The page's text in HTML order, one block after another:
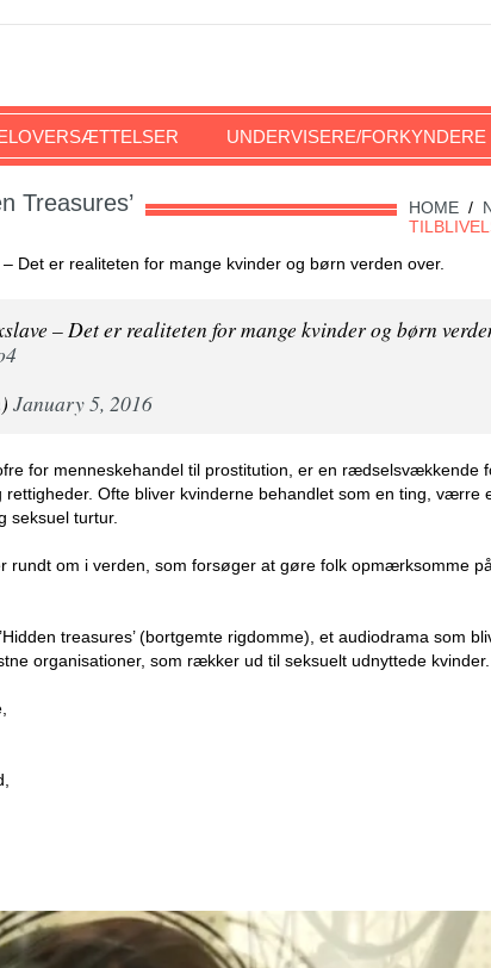
UNDERVISERE/FORKYNDERE
HOME /
Treasures’
Det er realiteten for mange kvinder og børn verden over.
– Det er realiteten for mange kvinder og børn
January 5, 2016
for menneskehandel til prostitution, er en rædselsvækkende
Ofte bliver kvinderne behandlet som en ting, værre
seksuel turtur.
rundt om i verden, som forsøger at gøre folk opmærksomme
treasures’ (bortgemte rigdomme), et audiodrama som
organisationer, som rækker ud til seksuelt udnyttede kvinder.